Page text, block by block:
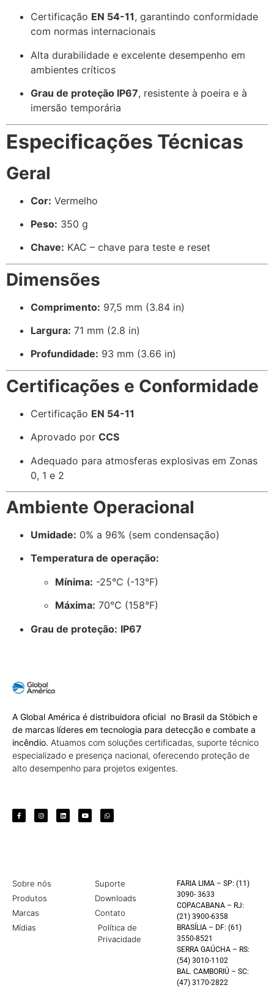
Certificação EN 54-11, garantindo conformidade
com normas internacionais
Alta durabilidade e excelente desempenho em
ambientes críticos
Grau de proteção IP67, resistente à poeira e à
imersão temporária
Especificações Técnicas
Geral
Cor: Vermelho
Peso: 350 g
Chave: KAC – chave para teste e reset
Dimensões
Comprimento: 97,5 mm (3.84 in)
Largura: 71 mm (2.8 in)
Profundidade: 93 mm (3.66 in)
Certificações e Conformidade
Certificação EN 54-11
Aprovado por CCS
Adequado para atmosferas explosivas em Zonas
0, 1 e 2
Ambiente Operacional
Umidade: 0% a 96% (sem condensação)
Temperatura de operação:
Mínima: -25°C (-13°F)
Máxima: 70°C (158°F)
Grau de proteção: IP67
A Global América é distribuidora oficial no Brasil da Stöbich e
de marcas líderes em tecnologia para detecção e combate a
incêndio. Atuamos com soluções certificadas, suporte técnico
especializado e presença nacional, oferecendo proteção de
alto desempenho para projetos exigentes.
Sobre nós
Produtos
Marcas
Mídias
Suporte
Downloads
Contato
Política de
Privacidade
FARIA LIMA – SP: (11)
3090- 3633
COPACABANA – RJ:
(21) 3900-6358
BRASÍLIA – DF: (61)
3550-8521
SERRA GAÚCHA – RS:
(54) 3010-1102
BAL. CAMBORIÚ – SC:
(47) 3170-2822